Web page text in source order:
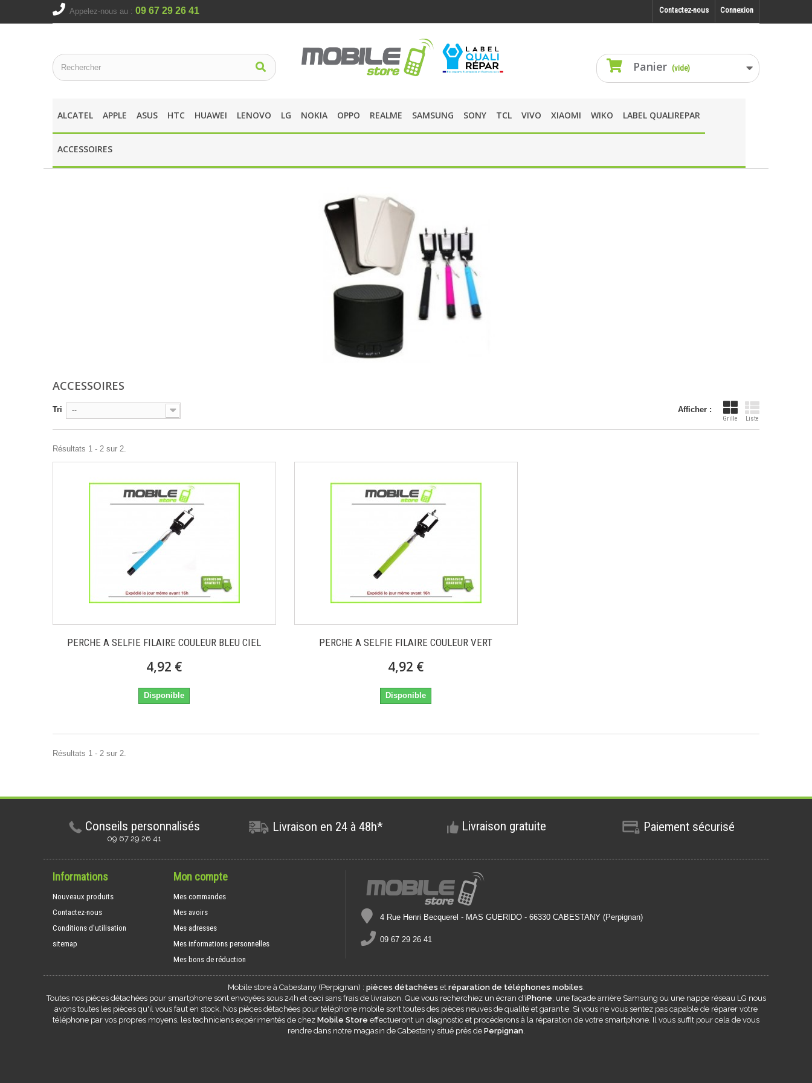
Connexion
Contactez-nous
Appelez-nous au : 09 67 29 26 41
Panier (vide)
ALCATEL APPLE ASUS HTC HUAWEI LENOVO LG NOKIA OPPO REALME SAMSUNG SONY TCL VIVO XIAOMI WIKO LABEL QUALIREPAR
ACCESSOIRES
ACCESSOIRES
Afficher :
Grille Liste
Tri --
Résultats 1 - 2 sur 2.
PERCHE A SELFIE FILAIRE COULEUR BLEU CIEL
4,92 €
Disponible
PERCHE A SELFIE FILAIRE COULEUR VERT
4,92 €
Disponible
Résultats 1 - 2 sur 2.
Conseils personnalisés
09 67 29 26 41
Livraison en 24 à 48h* Livraison gratuite Paiement sécurisé
Informations
Nouveaux produits
Contactez-nous
Conditions d'utilisation
sitemap
Mon compte
Mes commandes
Mes avoirs
Mes adresses
Mes informations personnelles
Mes bons de réduction
4 Rue Henri Becquerel - MAS GUERIDO - 66330 CABESTANY (Perpignan)
09 67 29 26 41
Mobile store à Cabestany(Perpignan) : pièces détachées et réparation de téléphones mobiles.
Toutes nos pièces détachées pour smartphone sont envoyées sous 24h et ceci sans frais de livraison. Que vous recherchiez un écran d'iPhone, une façade arrière Samsung ou une nappe réseau LG nous
avons toutes les pièces qu'il vous faut en stock. Nos pièces détachées pour téléphone mobile sont toutes des pièces neuves de qualité et garantie. Si vous ne vous sentez pas capable de réparer votre
téléphone par vos propres moyens, les techniciens expérimentés de chez Mobile Store effectueront un diagnostic et procéderons à la réparation de votre smartphone. Il vous suffit pour cela de vous
rendre dans notre magasin de Cabestanysitué près de Perpignan.